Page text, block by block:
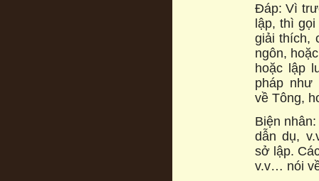
Đáp: Vì
lập, thì
giải thích,
ngôn,
hoặc lập
pháp
về Tông,
Biện
dẫn dụ,
sở lập.
v.v… nói